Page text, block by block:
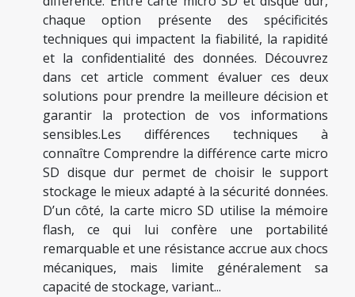
chaque option présente des spécificités
techniques qui impactent la fiabilité, la rapidité
et la confidentialité des données. Découvrez
dans cet article comment évaluer ces deux
solutions pour prendre la meilleure décision et
garantir la protection de vos informations
sensibles.Les différences techniques à
connaître Comprendre la différence carte micro
SD disque dur permet de choisir le support
stockage le mieux adapté à la sécurité données.
D’un côté, la carte micro SD utilise la mémoire
flash, ce qui lui confère une portabilité
remarquable et une résistance accrue aux chocs
mécaniques, mais limite généralement sa
capacité de stockage, variant...